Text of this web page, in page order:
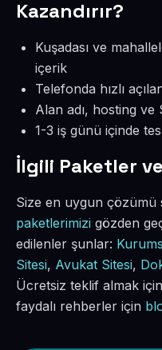
Kazandırır?
Kuşadası ve
içerik
Telefonda hızlı
Alan adı, hosting ve
1-3 iş günü içinde
İlgili Paketler
Size en uygun çözümü
paketlerimizi gözden
edilenler şunlar:
Sitesi, Avukat Sitesi,
Ücretsiz teklif almak için
faydalı rehberler için